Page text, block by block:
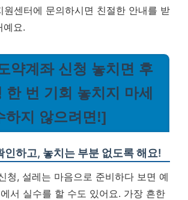
원센터에 문의하시면 친절한 안내를 받
예요.
약계좌 신청 놓치면 후
한 번 기회 놓치지 마세
하지 않으려면!]
인하고, 놓치는 부분 없도록 해요!
청, 설레는 마음으로 준비하다 보면 예
서 실수를 할 수도 있어요. 가장 흔한